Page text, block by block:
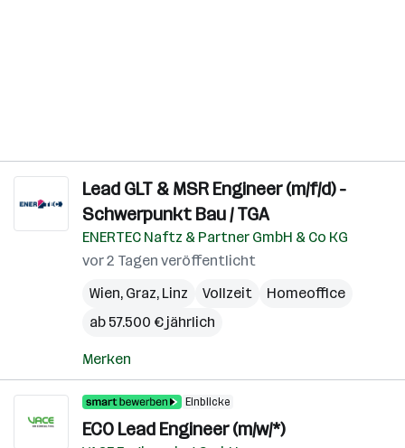
Lead GLT & MSR Engineer (m/f/d) -
Schwerpunkt Bau / TGA
ENERTEC Naftz & Partner GmbH & Co KG
vor 2 Tagen veröffentlicht
Wien, Graz, Linz Vollzeit
Homeoffice
ab 57.500 € jährlich
Merken
Einblicke
ECO Lead Engineer (m/w/*)